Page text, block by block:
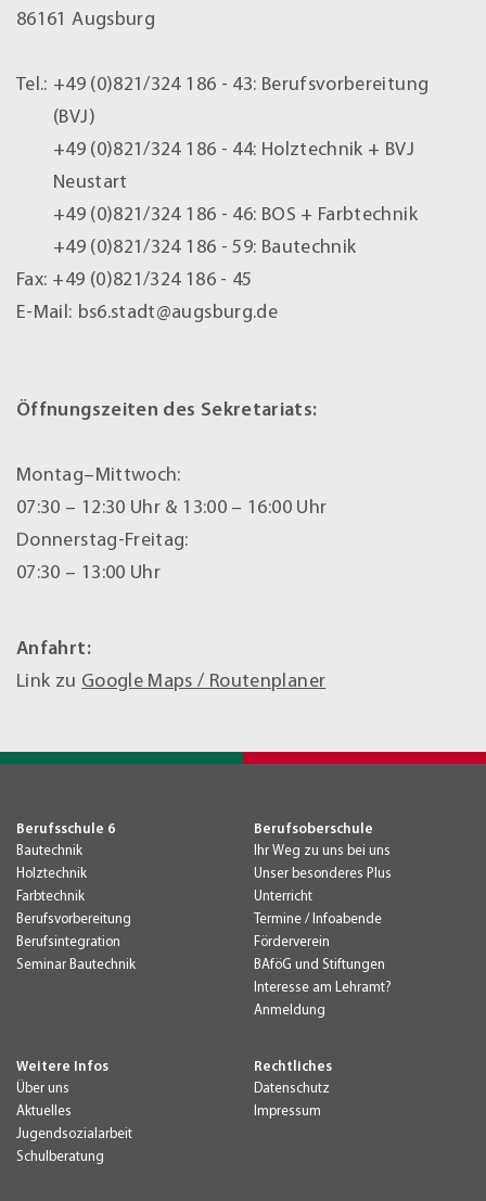
86161 Augsburg
Tel.: +49 (0)821/324 186 - 43: Berufsvorbereitung
(BVJ)
+49 (0)821/324 186 - 44: Holztechnik + BVJ
Neustart
+49 (0)821/324 186 - 46: BOS + Farbtechnik
+49 (0)821/324 186 - 59: Bautechnik
Fax: +49 (0)821/324 186 - 45
E-Mail: bs6.stadt@augsburg.de
Öffnungszeiten des Sekretariats:
Montag–Mittwoch:
07:30 – 12:30 Uhr & 13:00 – 16:00 Uhr
Donnerstag-Freitag:
07:30 – 13:00 Uhr
Anfahrt:
Link zu Google Maps / Routenplaner
Berufsschule 6
Bautechnik
Holztechnik
Farbtechnik
Berufsvorbereitung
Berufsintegration
Seminar Bautechnik
Berufsoberschule
Ihr Weg zu uns bei uns
Unser besonderes Plus
Unterricht
Termine / Infoabende
Förderverein
BAföG und Stiftungen
Interesse am Lehramt?
Anmeldung
Weitere Infos
Über uns
Aktuelles
Jugendsozialarbeit
Schulberatung
Rechtliches
Datenschutz
Impressum